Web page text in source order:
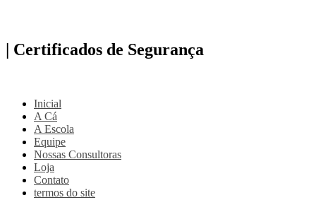
| Certificados de Segurança
Inicial
A Cá
A Escola
Equipe
Nossas Consultoras
Loja
Contato
termos do site